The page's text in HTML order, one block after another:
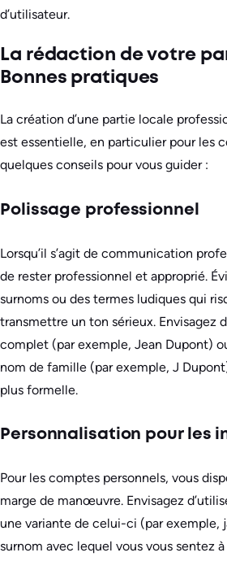
d’utilisateur.
La rédaction de votre
Bonnes pratiques
La création d’une partie locale
est essentielle, en particulier pour les
quelques conseils pour vous guider :
Polissage professionnel
Lorsqu’il s’agit de communication
de rester professionnel et approprié.
surnoms ou des termes ludiques qui
transmettre un ton sérieux. Envisagez
complet (par exemple, Jean Dupont)
nom de famille (par exemple, J
plus formelle.
Personnalisation pour les
Pour les comptes personnels, vous
marge de manœuvre. Envisagez
une variante de celui-ci (par exemple,
surnom avec lequel vous vous sentez à